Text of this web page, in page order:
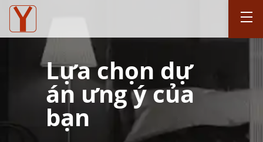
Lựa chọn dự
án ưng ý của
bạn